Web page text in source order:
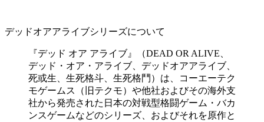
デッドオアアライブシリーズについて
『デッド オア アライブ』（DEAD OR ALIVE、
デッド・オア・アライブ、デッドオアアライブ、
死或生、生死格斗、生死格鬥）は、コーエーテク
モゲームス（旧テクモ）や他社およびその海外支
社から発売された日本の対戦型格闘ゲーム・バカ
ンスゲームなどのシリーズ、およびそれを原作と